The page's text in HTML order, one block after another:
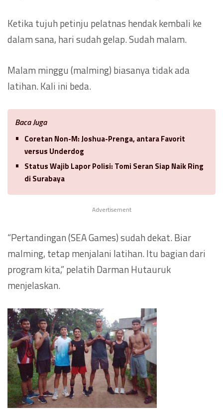
Ketika tujuh petinju pelatnas hendak kembali ke
dalam sana, hari sudah gelap. Sudah malam.
Malam minggu (malming) biasanya tidak ada
latihan. Kali ini beda.
Baca Juga
Coretan Non-M: Joshua-Prenga, antara Favorit
versus Underdog
Status Wajib Lapor Polisi: Tomi Seran Siap Naik Ring
di Surabaya
Advertisement
“Pertandingan (SEA Games) sudah dekat. Biar
malming, tetap menjalani latihan. Itu bagian dari
program kita,” pelatih Darman Hutauruk
menjelaskan.